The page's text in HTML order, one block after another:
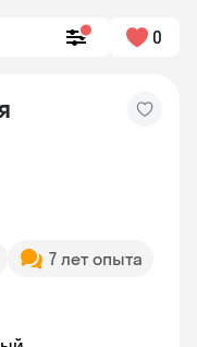
0
7 лет опыта